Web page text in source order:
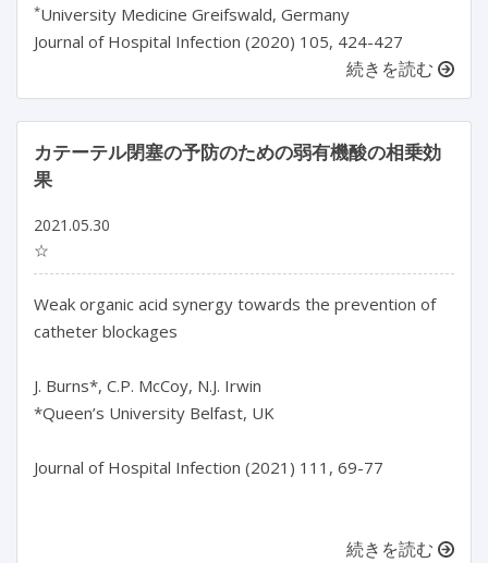
*University Medicine Greifswald, Germany
Journal of Hospital Infection (2020) 105, 424-427
続きを読む
カテーテル閉塞の予防のための弱有機酸の相乗効
果
2021.05.30
☆
Weak organic acid synergy towards the prevention of
catheter blockages
J. Burns*, C.P. McCoy, N.J. Irwin
*Queen’s University Belfast, UK
Journal of Hospital Infection (2021) 111, 69-77
続きを読む